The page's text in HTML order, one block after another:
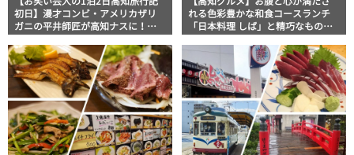
初日】漫才コンビ・アメリカザリ
ガニの平井師匠が高知ナスに！カ
【ウマウマ連発】
れる色彩豊かな和食コースランチ
「日本料理 しば」と精巧なものづ
SpaceFactoryなんこく」ほっとこ
うちオススメ情報